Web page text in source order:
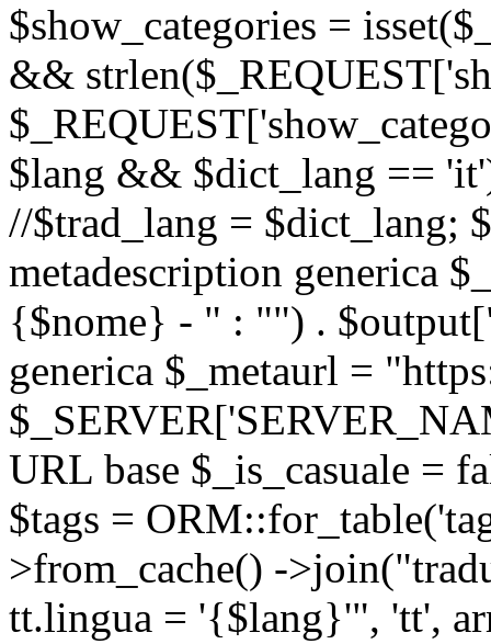
$show_categories =
&&
$lang && $dict_lang ==
//$trad_lang = $dict_lang;
metadescription generica
{$nome} - " : "") .
generica $_metaurl =
URL base $_is_casuale =
$tags =
>from_cache() -
tt.lingua = '{$lang}'", 'tt',